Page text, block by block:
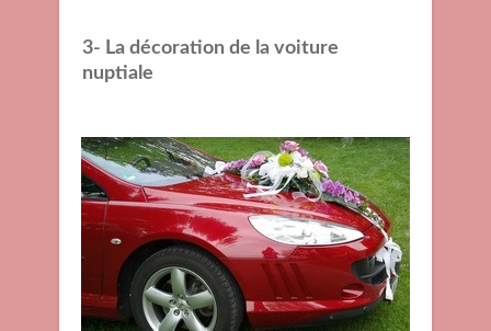
3- La décoration de la voiture
nuptiale